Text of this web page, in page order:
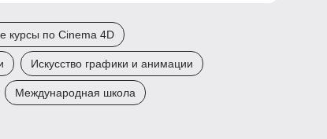
курсы по Cinema 4D
Искусство графики и анимации
Международная школа